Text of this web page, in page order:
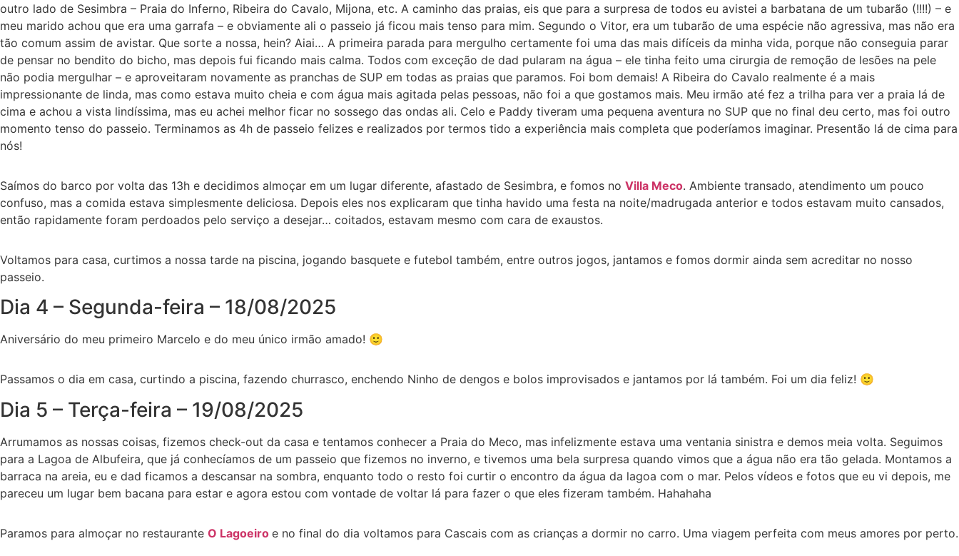
outro lado de Sesimbra – Praia do Inferno, Ribeira do Cavalo, Mijona, etc. A caminho das praias, eis que para a surpresa de todos eu avistei a barbatana de um tubarão (!!!!) – e
meu marido achou que era uma garrafa – e obviamente ali o passeio já ficou mais tenso para mim. Segundo o Vitor, era um tubarão de uma espécie não agressiva, mas não era
tão comum assim de avistar. Que sorte a nossa, hein? Aiai… A primeira parada para mergulho certamente foi uma das mais difíceis da minha vida, porque não conseguia parar
de pensar no bendito do bicho, mas depois fui ficando mais calma. Todos com exceção de dad pularam na água – ele tinha feito uma cirurgia de remoção de lesões na pele
não podia mergulhar – e aproveitaram novamente as pranchas de SUP em todas as praias que paramos. Foi bom demais! A Ribeira do Cavalo realmente é a mais
impressionante de linda, mas como estava muito cheia e com água mais agitada pelas pessoas, não foi a que gostamos mais. Meu irmão até fez a trilha para ver a praia lá de
cima e achou a vista lindíssima, mas eu achei melhor ficar no sossego das ondas ali. Celo e Paddy tiveram uma pequena aventura no SUP que no final deu certo, mas foi outro
momento tenso do passeio. Terminamos as 4h de passeio felizes e realizados por termos tido a experiência mais completa que poderíamos imaginar. Presentão lá de cima para
nós!
Saímos do barco por volta das 13h e decidimos almoçar em um lugar diferente, afastado de Sesimbra, e fomos no Villa Meco. Ambiente transado, atendimento um pouco
confuso, mas a comida estava simplesmente deliciosa. Depois eles nos explicaram que tinha havido uma festa na noite/madrugada anterior e todos estavam muito cansados,
então rapidamente foram perdoados pelo serviço a desejar… coitados, estavam mesmo com cara de exaustos.
Voltamos para casa, curtimos a nossa tarde na piscina, jogando basquete e futebol também, entre outros jogos, jantamos e fomos dormir ainda sem acreditar no nosso
passeio.
Dia 4 – Segunda-feira – 18/08/2025
Aniversário do meu primeiro Marcelo e do meu único irmão amado! 🙂
Passamos o dia em casa, curtindo a piscina, fazendo churrasco, enchendo Ninho de dengos e bolos improvisados e jantamos por lá também. Foi um dia feliz! 🙂
Dia 5 – Terça-feira – 19/08/2025
Arrumamos as nossas coisas, fizemos check-out da casa e tentamos conhecer a Praia do Meco, mas infelizmente estava uma ventania sinistra e demos meia volta. Seguimos
para a Lagoa de Albufeira, que já conhecíamos de um passeio que fizemos no inverno, e tivemos uma bela surpresa quando vimos que a água não era tão gelada. Montamos a
barraca na areia, eu e dad ficamos a descansar na sombra, enquanto todo o resto foi curtir o encontro da água da lagoa com o mar. Pelos vídeos e fotos que eu vi depois, me
pareceu um lugar bem bacana para estar e agora estou com vontade de voltar lá para fazer o que eles fizeram também. Hahahaha
Paramos para almoçar no restaurante O Lagoeiro e no final do dia voltamos para Cascais com as crianças a dormir no carro. Uma viagem perfeita com meus amores por perto.